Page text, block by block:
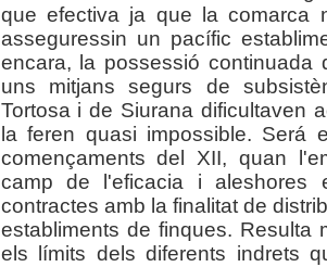
que efectiva ja que la comarca
asseguressin un pacífic
encara, la possessió continuada
uns mitjans segurs de
Tortosa i de Siurana dificultaven
la feren quasi impossible. Será
començaments del XII, quan
camp de l'eficacia i aleshores
contractes amb la finalitat de
establiments de finques. Resulta
els límits dels diferents indrets